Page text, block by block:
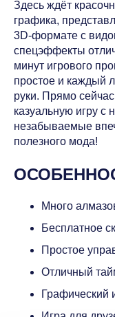
Здесь ждёт
графика,
3D-формате с
спецэффекты
минут игрового
простое и каждый
руки. Прямо
казуальную игру с
незабываемые
полезного мода!
Много
Бесплатное
Простое
Отличный
Графический